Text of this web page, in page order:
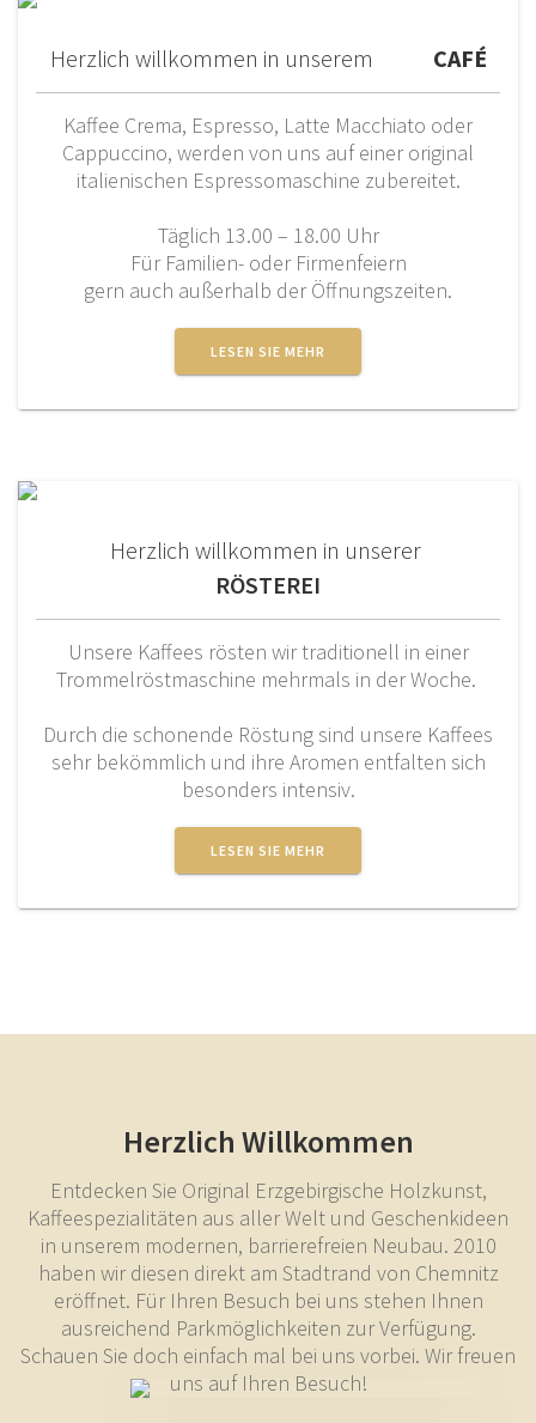
Herzlich willkommen in unserem CAFÉ
Kaffee Crema, Espresso, Latte Macchiato oder
Cappuccino, werden von uns auf einer original
italienischen Espressomaschine zubereitet.
Täglich 13.00 – 18.00 Uhr
Für Familien- oder Firmenfeiern
gern auch außerhalb der Öffnungszeiten.
LESEN SIE MEHR
Herzlich willkommen in unserer
RÖSTEREI
Unsere Kaffees rösten wir traditionell in einer
Trommelröstmaschine mehrmals in der Woche.
Durch die schonende Röstung sind unsere Kaffees
sehr bekömmlich und ihre Aromen entfalten sich
besonders intensiv.
LESEN SIE MEHR
Herzlich Willkommen
Entdecken Sie Original Erzgebirgische Holzkunst,
Kaffeespezialitäten aus aller Welt und Geschenkideen
in unserem modernen, barrierefreien Neubau. 2010
haben wir diesen direkt am Stadtrand von Chemnitz
eröffnet. Für Ihren Besuch bei uns stehen Ihnen
ausreichend Parkmöglichkeiten zur Verfügung.
Schauen Sie doch einfach mal bei uns vorbei. Wir freuen
uns auf Ihren Besuch!